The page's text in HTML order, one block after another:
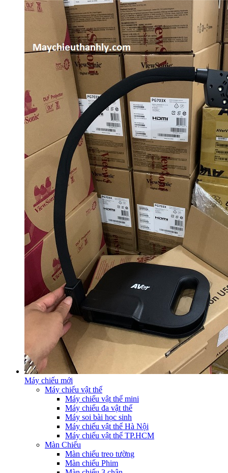
Máy chiếu mới
Máy chiếu vật thể
Máy chiếu vật thể mini
Máy chiếu đa vật thể
Máy soi bài học sinh
Máy chiếu vật thể Hà Nội
Máy chiếu vật thể TP.HCM
Màn Chiếu
Màn chiếu treo tường
Màn chiếu Phim